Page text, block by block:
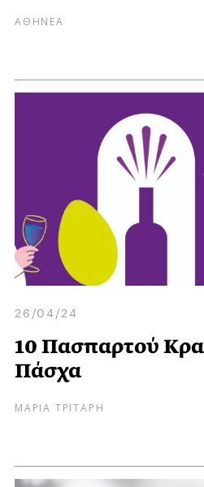
ΑΘΗΝΕΑ
26/04/24
10 Πασπαρτού
Πάσχα
ΜΑΡΙΑ ΤΡΙΤΑΡΗ